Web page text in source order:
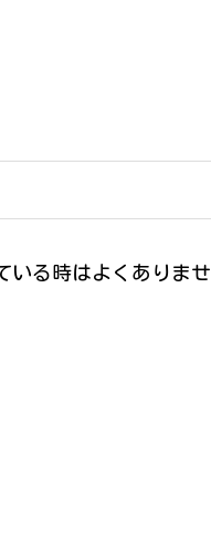
いる時はよくありませ